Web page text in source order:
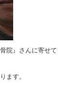
院』さんに寄せ
ます。